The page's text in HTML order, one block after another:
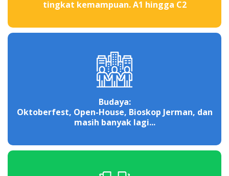
tingkat kemampuan. A1 hingga C2
Budaya:
Oktoberfest, Open-House, Bioskop Jerman, dan
masih banyak lagi...